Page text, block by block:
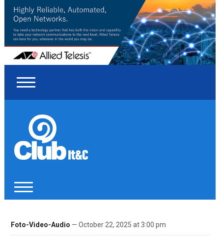
Foto-Video-Audio — October 22, 2025 at 3:00 pm